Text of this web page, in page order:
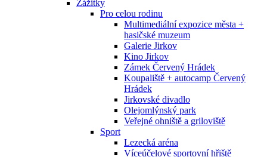
Zážitky
Pro celou rodinu
Multimediální expozice města +
hasičské muzeum
Galerie Jirkov
Kino Jirkov
Zámek Červený Hrádek
Koupaliště + autocamp Červený
Hrádek
Jirkovské divadlo
Olejomlýnský park
Veřejné ohniště a griloviště
Sport
Lezecká aréna
Víceúčelové sportovní hřiště